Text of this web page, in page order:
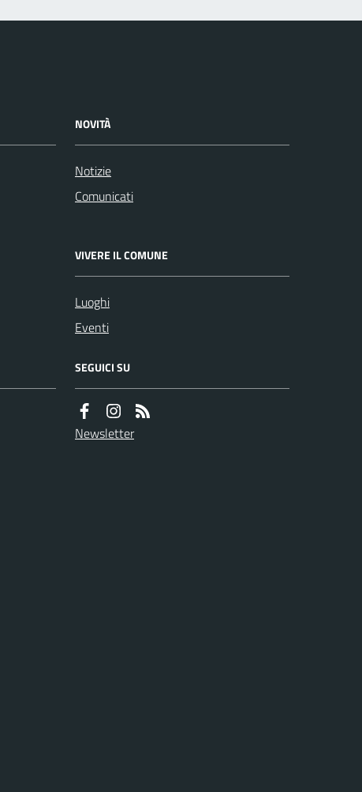
NOVITÀ
Notizie
Comunicati
VIVERE IL COMUNE
Luoghi
Eventi
SEGUICI SU
Newsletter